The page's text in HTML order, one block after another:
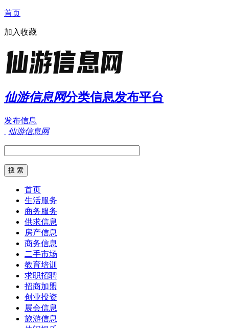
首页
加入收藏
仙游信息网分类信息发布平台
发布信息
仙游信息网
首页
生活服务
商务服务
供求信息
房产信息
商务信息
二手市场
教育培训
求职招聘
招商加盟
创业投资
展会信息
旅游信息